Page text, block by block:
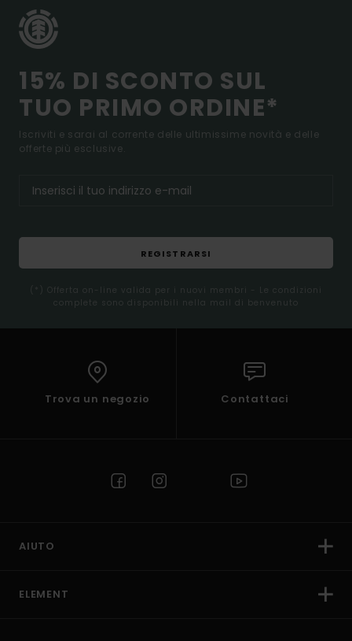
15% DI SCONTO SUL
TUO PRIMO ORDINE*
Iscriviti e sarai al corrente delle ultimissime novità e delle
offerte più esclusive.
REGISTRARSI
(*) Offerta on-line valida per i nuovi membri - Le condizioni
complete sono disponibili nella mail di benvenuto
Trova un negozio Contattaci
AIUTO
ELEMENT